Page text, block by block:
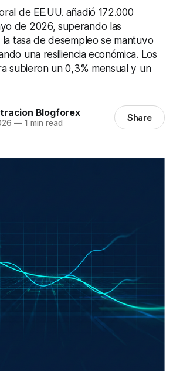
de EE.UU. añadió 172.000
de 2026, superando las
tasa de desempleo se mantuvo
una resiliencia económica. Los
subieron un 0,3% mensual y un
Blogforex
—1 min read Share